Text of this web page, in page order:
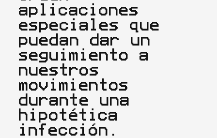
aplicaciones
especiales que
puedan dar un
seguimiento a
nuestros
movimientos
durante una
hipotética
infección.